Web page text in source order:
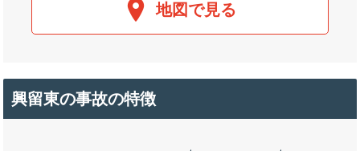
地図で見る
興留東の事故の特徴